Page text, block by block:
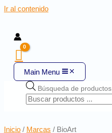
Ir al contenido
Main Menu
Búsqueda de productos
Inicio / Marcas / BioArt